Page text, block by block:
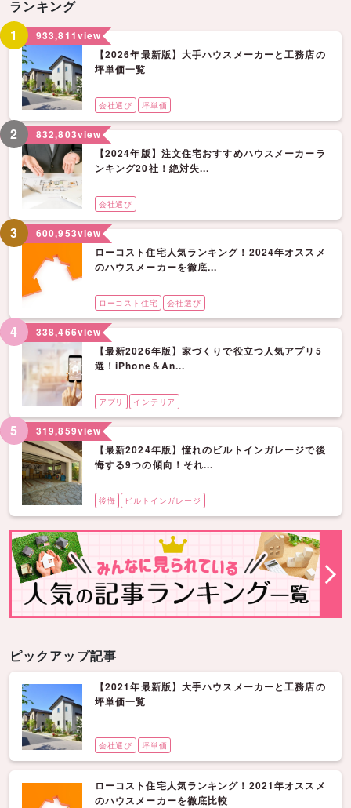
ランキング
1
933,811view
【2026年最新版】大手ハウスメーカーと工務店の
坪単価一覧
会社選び 坪単価
2 832,803view
【2024年版】注文住宅おすすめハウスメーカーラ
ンキング20社！絶対失...
会社選び
3 600,953view
ローコスト住宅人気ランキング！2024年オススメ
のハウスメーカーを徹底...
ローコスト住宅 会社選び
4 338,466view
【最新2026年版】家づくりで役立つ人気アプリ5
選！iPhone＆An...
アプリ インテリア
5 319,859view
【最新2024年版】憧れのビルトインガレージで後
悔する9つの傾向！それ...
後悔 ビルトインガレージ
ピックアップ記事
【2021年最新版】大手ハウスメーカーと工務店の
坪単価一覧
会社選び 坪単価
ローコスト住宅人気ランキング！2021年オススメ
のハウスメーカーを徹底比較